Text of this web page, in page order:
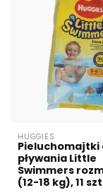
HUGGIES
Pieluchomajtki
pływania Little
Swimmers
(12-18 kg), 11